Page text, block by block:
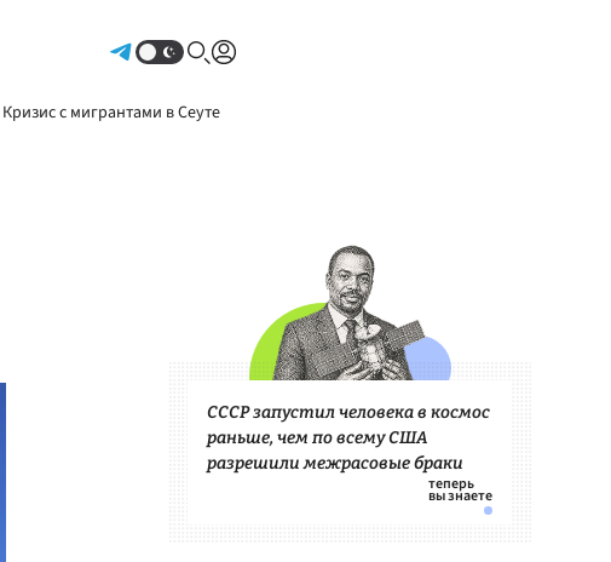
Кризис с мигрантами в Сеуте
СССР запустил человека в космос
раньше, чем по всему США
разрешили межрасовые браки